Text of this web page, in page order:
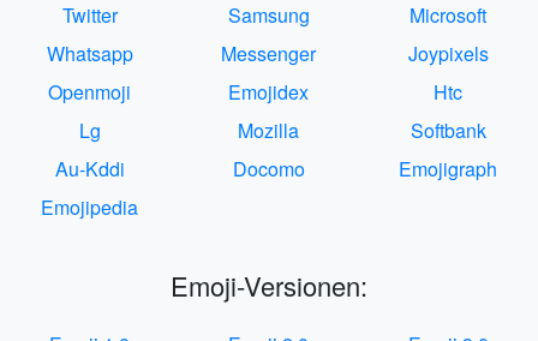
Twitter
Samsung
Microsoft
Whatsapp
Messenger
Joypixels
Openmoji
Emojidex
Htc
Lg
Mozilla
Softbank
Au-Kddi
Docomo
Emojigraph
Emojipedia
Emoji-Versionen: